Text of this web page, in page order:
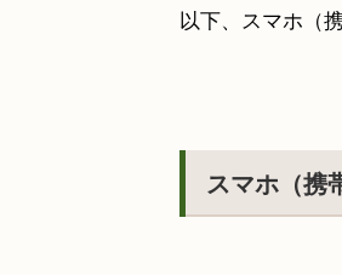
以下、スマホ（
スマホ（携